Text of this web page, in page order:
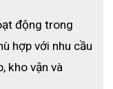
Shirudo Latex
THỰC PHẨM
động trong
hợp với nhu cầu
kho vận và